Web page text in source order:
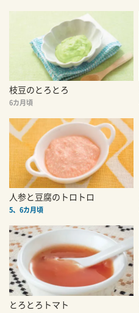
枝豆のとろとろ
6カ月頃
人参と豆腐のトロトロ
5、6カ月頃
とろとろトマト